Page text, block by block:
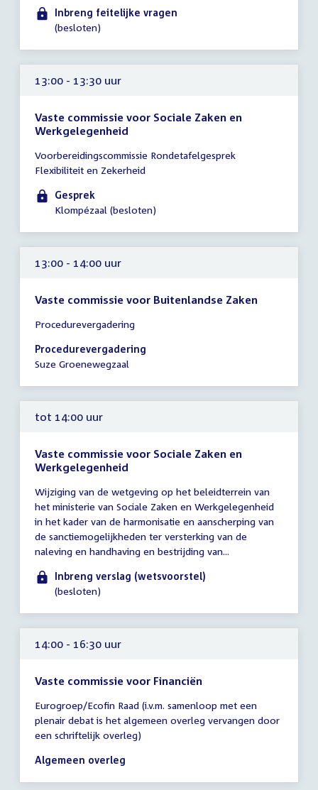
tot
12:00
Inbreng feitelijke vragen
(besloten)
13:00 - 13:30 uur
Vaste commissie voor Sociale Zaken en
Werkgelegenheid
vergadering
13:00
13:30
Voorbereidingscommissie Rondetafelgesprek
Flexibiliteit en Zekerheid
Gesprek
Klompézaal (besloten)
13:00 - 14:00 uur
Vaste commissie voor Buitenlandse Zaken
vergadering
13:00
-
uur
Procedurevergadering
Procedurevergadering
Suze Groenewegzaal
tot 14:00 uur
Vaste commissie voor Sociale Zaken en
Werkgelegenheid
vergadering
tot
14:00
uur
Wijziging van de wetgeving op het beleidterrein van
het ministerie van Sociale Zaken en Werkgelegenheid
in het kader van de harmonisatie en aanscherping van
de sanctiemogelijkheden ter versterking van de
naleving en handhaving en bestrijding van...
Inbreng verslag (wetsvoorstel)
(besloten)
14:00 - 16:30 uur
Vaste commissie voor Financiën
vergadering
14:00
-
16:30
Eurogroep/Ecofin Raad (i.v.m. samenloop met een
plenair debat is het algemeen overleg vervangen door
een schriftelijk overleg)
Algemeen overleg